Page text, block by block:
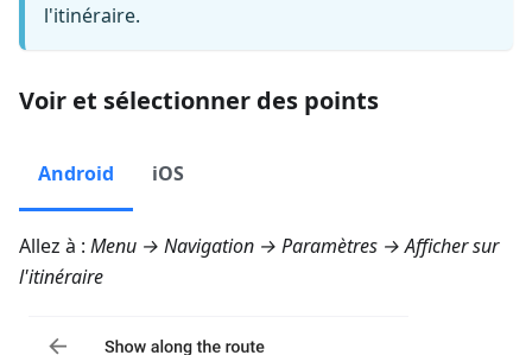
l'itinéraire.
Voir et sélectionner des points
Android iOS
Allez à : Menu → Navigation → Paramètres → Afficher sur
l'itinéraire